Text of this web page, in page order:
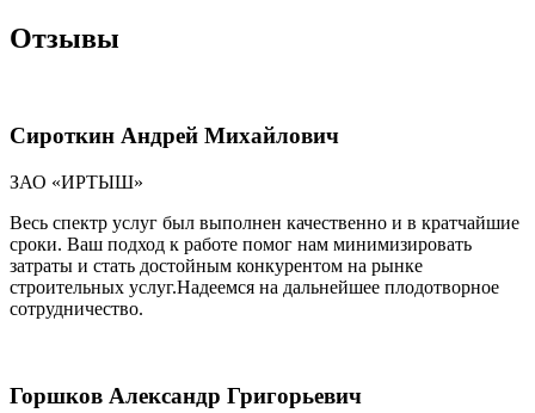
Отзывы
Сироткин Андрей Михайлович
ЗАО «ИРТЫШ»
Весь спектр услуг был выполнен качественно и в кратчайшие
сроки. Ваш подход к работе помог нам минимизировать
затраты и стать достойным конкурентом на рынке
строительных услуг.Надеемся на дальнейшее плодотворное
сотрудничество.
Горшков Александр Григорьевич